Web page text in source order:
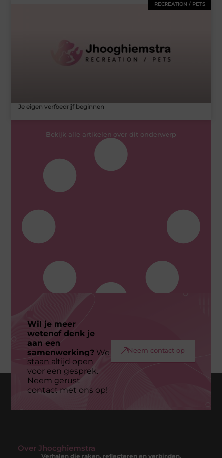
RECREATION / PETS
Je eigen verfbedrijf beginnen
Bekijk alle artikelen over dit onderwerp
Geen berichten meer om te tonen
Wil je meer
wetenof denk je
aan een
samenwerking?We
staan altijd open
voor een gesprek.
Neem gerust
contact met ons op!
Neem contact op
Over Jhooghiemstra
Verhalen die raken, reflecteren en verbinden.